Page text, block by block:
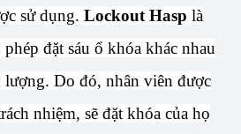
sử dụng. Lockout Hasp là
đặt sáu ổ khóa khác nhau
Do đó, nhân viên được
nhiệm, sẽ đặt khóa của họ